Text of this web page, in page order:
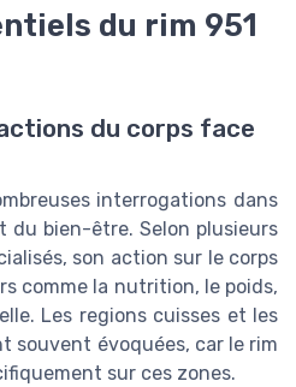
du rim 951
du corps face
interrogations dans
du bien-être. Selon plusieurs
son action sur le corps
comme la nutrition, le poids,
Les regions cuisses et les
souvent évoquées, car le rim
sur ces zones.